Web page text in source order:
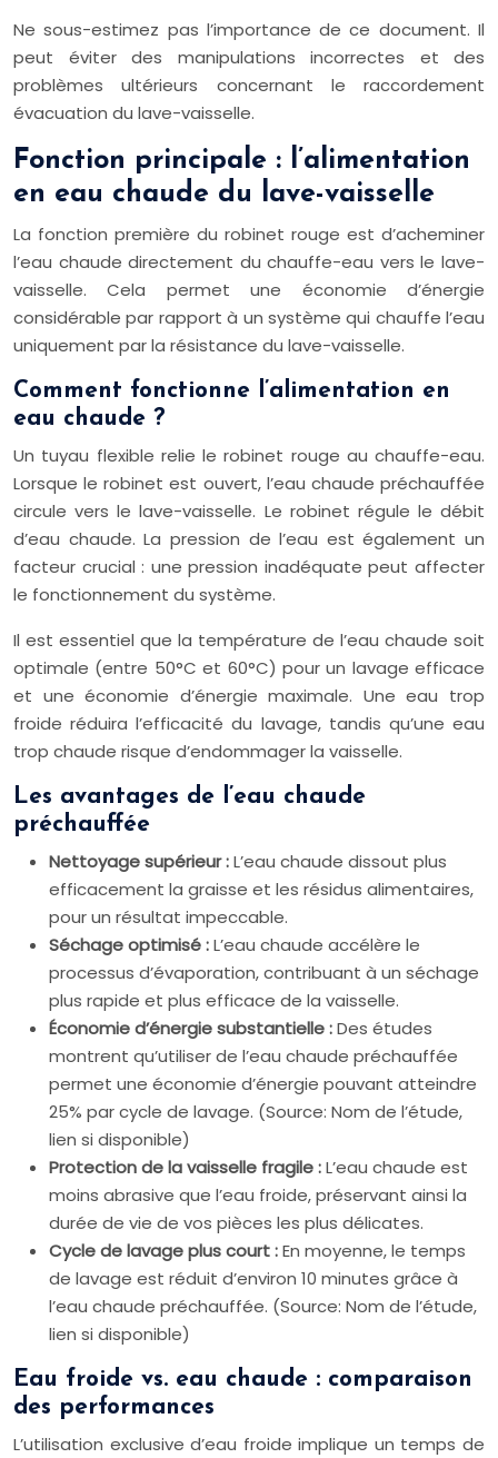
Ne sous-estimez pas l’importance de ce document. Il
peut éviter des manipulations incorrectes et des
problèmes ultérieurs concernant le raccordement
évacuation du lave-vaisselle.
Fonction principale : l’alimentation
en eau chaude du lave-vaisselle
La fonction première du robinet rouge est d’acheminer
l’eau chaude directement du chauffe-eau vers le lave-
vaisselle. Cela permet une économie d’énergie
considérable par rapport à un système qui chauffe l’eau
uniquement par la résistance du lave-vaisselle.
Comment fonctionne l’alimentation en
eau chaude ?
Un tuyau flexible relie le robinet rouge au chauffe-eau.
Lorsque le robinet est ouvert, l’eau chaude préchauffée
circule vers le lave-vaisselle. Le robinet régule le débit
d’eau chaude. La pression de l’eau est également un
facteur crucial : une pression inadéquate peut affecter
le fonctionnement du système.
Il est essentiel que la température de l’eau chaude soit
optimale (entre 50°C et 60°C) pour un lavage efficace
et une économie d’énergie maximale. Une eau trop
froide réduira l’efficacité du lavage, tandis qu’une eau
trop chaude risque d’endommager la vaisselle.
Les avantages de l’eau chaude
préchauffée
Nettoyage supérieur :L’eau chaude dissout plus
efficacement la graisse et les résidus alimentaires,
pour un résultat impeccable.
Séchage optimisé :L’eau chaude accélère le
processus d’évaporation, contribuant à un séchage
plus rapide et plus efficace de la vaisselle.
Économie d’énergie substantielle :Des études
montrent qu’utiliser de l’eau chaude préchauffée
permet une économie d’énergie pouvant atteindre
25% par cycle de lavage. (Source: Nom de l’étude,
lien si disponible)
Protection de la vaisselle fragile :L’eau chaude est
moins abrasive que l’eau froide, préservant ainsi la
durée de vie de vos pièces les plus délicates.
Cycle de lavage plus court :En moyenne, le temps
de lavage est réduit d’environ 10 minutes grâce à
l’eau chaude préchauffée. (Source: Nom de l’étude,
lien si disponible)
Eau froide vs. eau chaude : comparaison
des performances
L’utilisation exclusive d’eau froide implique un temps de